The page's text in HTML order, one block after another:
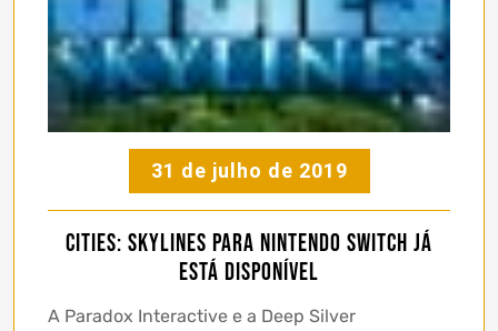
31 de julho de 2019
Cities: Skylines para Nintendo Switch já
está disponível
A Paradox Interactive e a Deep Silver